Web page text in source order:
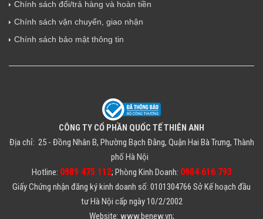
Chính sách đổi/trả hàng và hoàn tiền
Chính sách vận chuyển, giao nhận
Chính sách bảo mật thông tin
CÔNG TY CỔ PHẦN QUỐC TẾ THIÊN ANH
Địa chỉ: 25 - Đồng Nhân B, Phường Bạch Đằng, Quận Hai Bà Trưng, Thành
phố Hà Nội
Hotline: 0989 475 112; Phòng Kinh Doanh: 0984 616 793
Giấy Chứng nhận đăng ký kinh doanh số: 0101304766 Sở Kế hoạch đầu
tư Hà Nội cấp ngày 10/2/2002
Website: www.benew.vn;